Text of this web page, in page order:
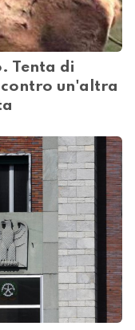
Tenta di
un'altra